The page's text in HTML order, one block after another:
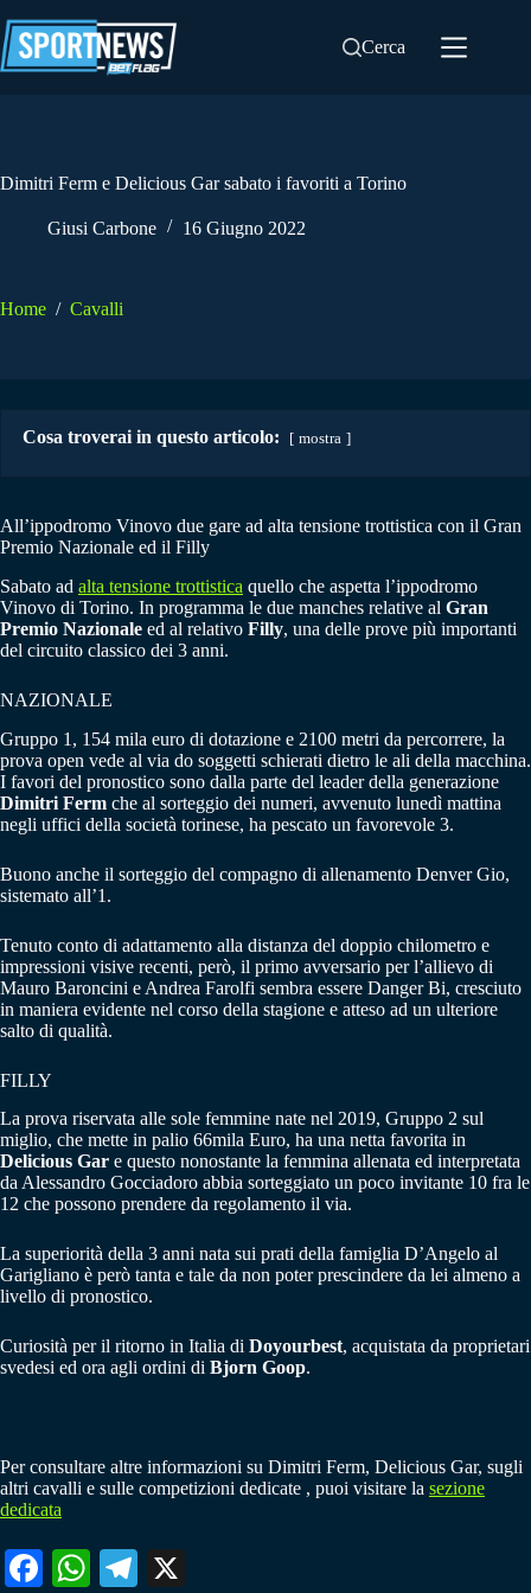
al
contenuto
Cerca
Dimitri Ferm e Delicious Gar sabato i favoriti a Torino
Giusi Carbone 16 Giugno 2022
Home / Cavalli
Cosa troverai in questo articolo: mostra
All’ippodromo Vinovo due gare ad alta tensione trottistica con il Gran
Premio Nazionale ed il Filly
Sabato ad alta tensione trottistica quello che aspetta l’ippodromo
Vinovo di Torino. In programma le due manches relative al Gran
Premio Nazionale ed al relativo Filly, una delle prove più importanti
del circuito classico dei 3 anni.
NAZIONALE
Gruppo 1, 154 mila euro di dotazione e 2100 metri da percorrere, la
prova open vede al via do soggetti schierati dietro le ali della macchina.
I favori del pronostico sono dalla parte del leader della generazione
Dimitri Ferm che al sorteggio dei numeri, avvenuto lunedì mattina
negli uffici della società torinese, ha pescato un favorevole 3.
Buono anche il sorteggio del compagno di allenamento Denver Gio,
sistemato all’1.
Tenuto conto di adattamento alla distanza del doppio chilometro e
impressioni visive recenti, però, il primo avversario per l’allievo di
Mauro Baroncini e Andrea Farolfi sembra essere Danger Bi, cresciuto
in maniera evidente nel corso della stagione e atteso ad un ulteriore
salto di qualità.
FILLY
La prova riservata alle sole femmine nate nel 2019, Gruppo 2 sul
miglio, che mette in palio 66mila Euro, ha una netta favorita in
Delicious Gar e questo nonostante la femmina allenata ed interpretata
da Alessandro Gocciadoro abbia sorteggiato un poco invitante 10 fra le
12 che possono prendere da regolamento il via.
La superiorità della 3 anni nata sui prati della famiglia D’Angelo al
Garigliano è però tanta e tale da non poter prescindere da lei almeno a
livello di pronostico.
Curiosità per il ritorno in Italia di Doyourbest, acquistata da proprietari
svedesi ed ora agli ordini di Bjorn Goop.
Per consultare altre informazioni su Dimitri Ferm, Delicious Gar, sugli
altri cavalli e sulle competizioni dedicate , puoi visitare la sezione
dedicata
Fa W
Te